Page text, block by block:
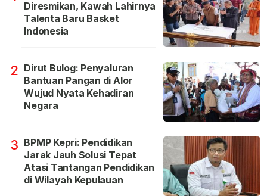
Diresmikan, Kawah Lahirnya
Talenta Baru Basket
Indonesia
2 Dirut Bulog: Penyaluran
Bantuan Pangan di Alor
Wujud Nyata Kehadiran
Negara
3 BPMP Kepri: Pendidikan
Jarak Jauh Solusi Tepat
Atasi Tantangan Pendidikan
di Wilayah Kepulauan